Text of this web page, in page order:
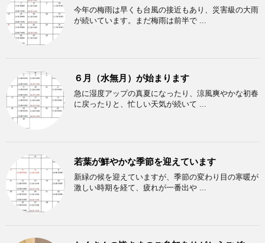
今年の梅雨は早くも台風の接近もあり、災害級の大雨
が続いています。まだ梅雨は前半で ...
６月（水無月）が始まります
急に湿度アップの真夏になったり、涼風爽やかな初春
に戻ったりと、忙しい天気が続いて ...
若葉が鮮やかな季節を迎えています
新緑の候を迎えていますが、季節の変わり目の寒暖が
激しい時期を経て、疲れが一番出や ...